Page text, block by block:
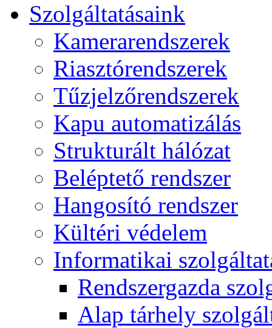
Szolgáltatásaink
Kamerarendszerek
Riasztórendszerek
Tűzjelzőrendszerek
Kapu automatizálás
Strukturált hálózat
Beléptető rendszer
Hangosító rendszer
Kültéri védelem
Informatikai
Rendszergazda
Alap tárhely